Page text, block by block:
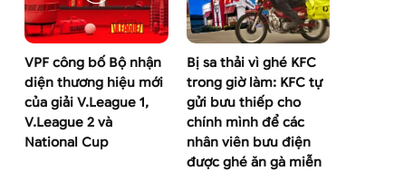
VPF công bố Bộ nhận
diện thương hiệu mới
của giải V.League 1,
V.League 2 và
National Cup
Bị sa thải vì ghé KFC
trong giờ làm: KFC tự
gửi bưu thiếp cho
chính mình để các
nhân viên bưu điện
được ghé ăn gà miễn